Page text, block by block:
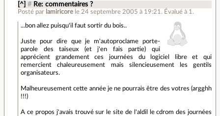
[^] # Re: commentaires ?
Posté par lamiricore le 24 septembre 2005 à 19:21 . Évalué à 1 .
...bon allez puisqu'il faut sortir du bois..
Juste pour dire que je m'autoproclame porte-
parole des taiseux (et j'en fais partie) qui
apprécient grandement ces journées du logiciel libre et qui
remercient chaleureusement mais silencieusement les gentils
organisateurs.
Malheureusement cette année je ne pourrais être des votres (argghh
!!!)
A ce propos j'avais trouvé sur le site de l'aldil le cdrom des journées